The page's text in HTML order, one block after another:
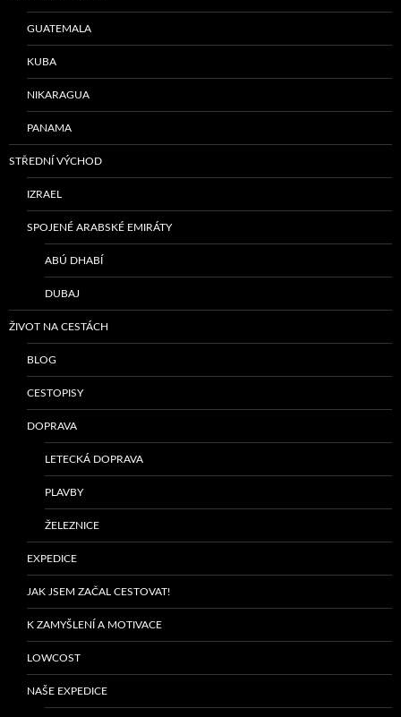
GUATEMALA
KUBA
NIKARAGUA
PANAMA
STŘEDNÍ VÝCHOD
IZRAEL
SPOJENÉ ARABSKÉ EMIRÁTY
ABÚ DHABÍ
DUBAJ
ŽIVOT NA CESTÁCH
BLOG
CESTOPISY
DOPRAVA
LETECKÁ DOPRAVA
PLAVBY
ŽELEZNICE
EXPEDICE
JAK JSEM ZAČAL CESTOVAT!
K ZAMYŠLENÍ A MOTIVACE
LOWCOST
NAŠE EXPEDICE